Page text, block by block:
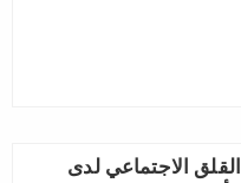
القلق الاجتماعي لدى